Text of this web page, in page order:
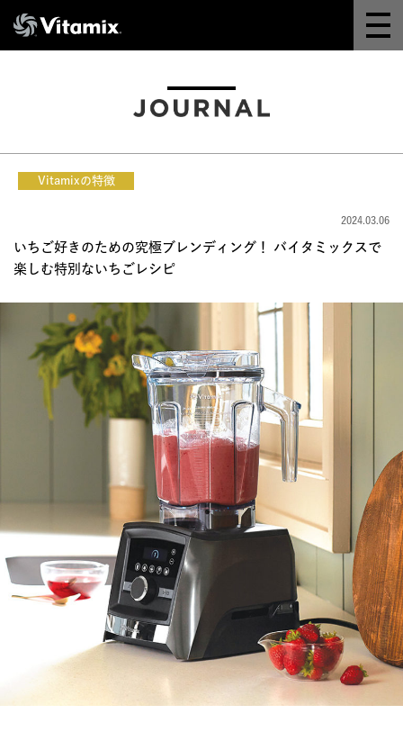
オンラインストア
レシピ
よくある質問
製品情報
JOURNAL
レビュー
Vitamixの特徴
2024.03.06
いちご好きのための究極ブレンディング！ バイタミックスで
楽しむ特別ないちごレシピ